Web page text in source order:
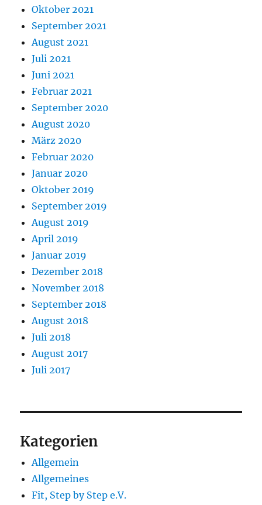
Oktober 2021
September 2021
August 2021
Juli 2021
Juni 2021
Februar 2021
September 2020
August 2020
März 2020
Februar 2020
Januar 2020
Oktober 2019
September 2019
August 2019
April 2019
Januar 2019
Dezember 2018
November 2018
September 2018
August 2018
Juli 2018
August 2017
Juli 2017
Kategorien
Allgemein
Allgemeines
Fit, Step by Step e.V.